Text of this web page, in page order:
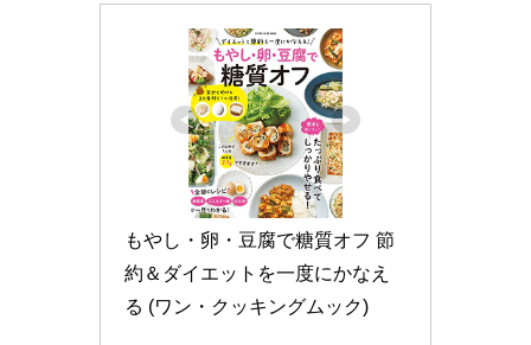
もやし・卵・豆腐で糖質オフ 節
約＆ダイエットを一度にかなえ
る (ワン・クッキングムック)